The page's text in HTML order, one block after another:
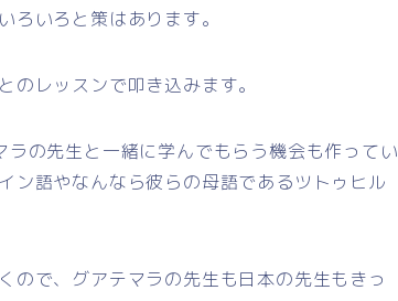
ろいろと策はあります。
のレッスンで叩き込みます。
の先生と一緒に学んでもらう機会も作ってい
ン語やなんなら彼らの母語であるツトゥヒル
ので、グアテマラの先生も日本の先生もきっ